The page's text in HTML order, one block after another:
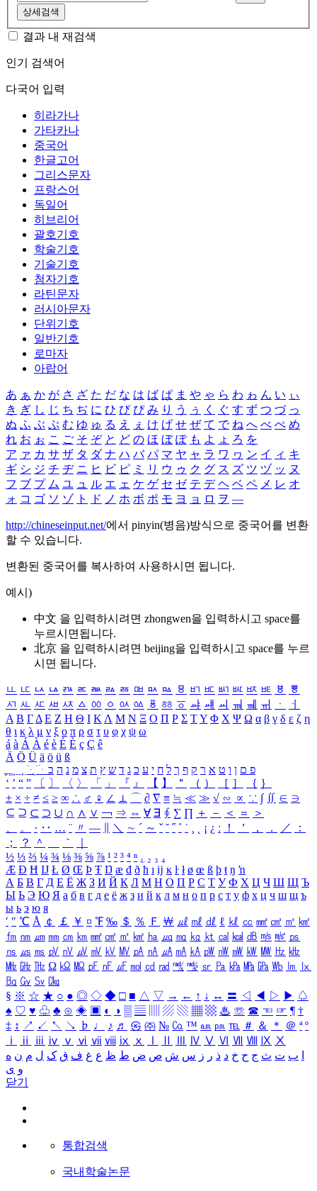
상세검색
결과 내 재검색
인기 검색어
다국어 입력
히라가나
가타카나
중국어
한글고어
그리스문자
프랑스어
독일어
히브리어
괄호기호
학술기호
기술기호
첨자기호
라틴문자
러시아문자
단위기호
일반기호
로마자
아랍어
あ ぁ か が さ ざ た だ な は ば ぱ ま や ゃ ら わ ゎ ん い ぃ
き ぎ し じ ち ぢ に ひ び ぴ み り う ぅ く ぐ す ず つ づ っ
ぬ ふ ぶ ぷ む ゆ ゅ る え ぇ け げ せ ぜ て で ね へ べ ぺ め
れ お ぉ こ ご そ ぞ と ど の ほ ぼ ぽ も よ ょ ろ を
ア ァ カ サ ザ タ ダ ナ ハ バ パ マ ヤ ャ ラ ワ ヮ ン イ ィ キ
ギ シ ジ チ ヂ ニ ヒ ビ ピ ミ リ ウ ゥ ク グ ス ズ ツ ヅ ッ ヌ
フ ブ プ ム ユ ュ ル エ ェ ケ ゲ セ ゼ テ デ ヘ ベ ペ メ レ オ
ォ コ ゴ ソ ゾ ト ド ノ ホ ボ ポ モ ヨ ョ ロ ヲ ―
http://chineseinput.net/에서 pinyin(병음)방식으로 중국어를 변환
할 수 있습니다.
변환된 중국어를 복사하여 사용하시면 됩니다.
예시)
中文 을 입력하시려면 zhongwen을 입력하시고 space를
누르시면됩니다.
北京 을 입력하시려면 beijing을 입력하시고 space를 누르
시면 됩니다.
ㅥ ㅦ ㅧ ㅨ ㅩ ㅪ ㅫ ㅬ ㅭ ㅮ ㅯ ㅰ ㅱ ㅲ ㅳ ㅴ ㅵ ㅶ ㅷ ㅸ
ㅹ
ㅺ ㅻ ㅼ ㅽ ㅾ ㅿ ㆀ ㆁ ㆂ ㆃ ㆄ ㆅ ㆆ ㆇ ㆈ ㆉ ㆊ ㆋ ㆌ ㆍ
ㆎ
Α Β ΓΔ Ε Ζ Η Θ Ι ΚΛ Μ Ν Ξ Ο Π Ρ Σ ΤΥ Φ Χ Ψ Ω α β γ δ ε ζ η
θ ι κ λ μ ν ξ ο π ρ σ τ υ φ χ ψ ω
á à Á À é è É È ç Ç ê
Ä Ö Ü ä ö ü ß
ִֶֹ ֻּ ׁׂ פ ם ן ו ט א ר ק ף ך ל ח י ע כ ג ד ש ץ ת צ מ נ ה ב
‘ ’ “ ” 〔 〕 〈 〉 「 」 『 』 【 】 ＂ （ ） ［ ］ ｛ ｝
± × ÷ ≠ ≤ ≥ ∞ ∴ ♂ ♀ ∠ ⊥ ⌒ ∂ ∇ ≡ ≒ ≪ ≫ √ ∽ ∝ ∵ ∫ ∬ ∈ ∋
⊆ ⊇ ⊂ ⊃ ∪ ∩ ∧ ∨ ￢ ⇒ ⇔ ∀ ∃ ∮ ∑ ∏ ＋ － ＜ ＝
＞
、
。 · ‥ … ¨ 〃 ― ＼ ∼ ´ ～ ˇ ˘ ˝ ˚ ˙ ¸ ¡ ¿ ː ！ ＇ ， ． ／
：
；
？ ＾ ｀
½ ⅓ ⅔ ¼ ¾ ⅛ ⅜ ⅝ ⅞ ¹ ² ³ ⁴ ⁿ ₁ ₂ ₃ ₄
Æ Ð Ħ Ĳ Ł Ø Œ Þ Ŧ Ŋ æ đ ð ħ ı ĳ ĸ ŀ ł ø œ ß þ ŧ ŋ ŉ
А Б В Г Д Е Ё Ж З И Й К Л М Н О П Р С Т У Ф Х Ц Ч Ш Щ Ъ
Ы Ь Э Ю Я а б в г д е ё ж з и й к л м н о п р с т у ф х ц ч ш щ ъ
ы ь э ю я
′ ″ ℃ Å ￠ ￡ ￥ ¤ ℉ ‰ ＄ ％ Ｆ ￦ ㎕ ㎖ ㎗ ℓ ㎘ ㏄ ㎣ ㎤ ㎥ ㎦
㎙ ㎚ ㎛ ㎜ ㎝ ㎞ ㎟ ㎠ ㎡ ㎢ ㏊ ㎍ ㎎ ㎏ ㏏ ㎈ ㎉ ㏈ ㎧ ㎨ ㎰
㎱ ㎲ ㎳ ㎴ ㎵ ㎶ ㎷ ㎸ ㎹ ㎀ ㎁ ㎂ ㎃ ㎄ ㎺ ㎻ ㎽ ㎾ ㎿ ㎐ ㎑
㎒ ㎓ ㎔ Ω ㏀ ㏁ ㎊ ㎋ ㎌ ㏖ ㏅ ㎭ ㎮ ㎯ ㏛ ㎩ ㎪ ㎫ ㎬ ㏝ ㏐
㏓
㏃ ㏉ ㏜ ㏆
§ ※ ☆ ★ ○ ● ◎ ◇ ◆ □ ■ △ ▽ → ← ↑ ↓ ↔ 〓 ◁ ◀ ▷ ▶ ♤
♠ ♡ ♥ ♧ ♣ ⊙ ◈ ▣ ◐ ◑ ▒ ▤ ▨ ▧ ▦ ▩ ♨ ☏ ☎ ☜ ☞ ¶ †
‡ ↕ ↗ ↙ ↖ ↘ ♭ ♩ ♪ ♬ ㉿ ㈜ № ㏇ ™ ㏂ ㏘ ℡ ＃ ＆ ＊ ＠ ª º
ⅰ
ⅱ ⅲ ⅳ ⅴ ⅵ ⅶ ⅷ ⅸ ⅹ Ⅳ Ⅴ Ⅵ Ⅶ Ⅷ Ⅸ Ⅹ
ب ت ث ج ح خ د ذ ر ز س ش ص ض ط ظ ع غ ف ق ک ل م ن ه
و ی
닫기
통합검색
국내학술논문